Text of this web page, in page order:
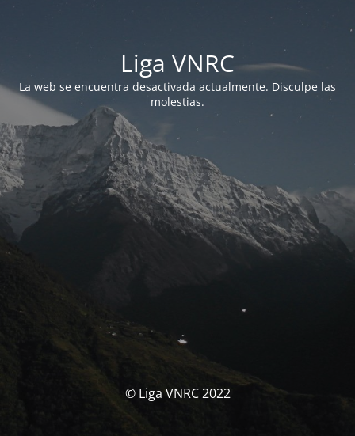
Liga VNRC
La web se encuentra desactivada actualmente. Disculpe las
molestias.
© Liga VNRC 2022